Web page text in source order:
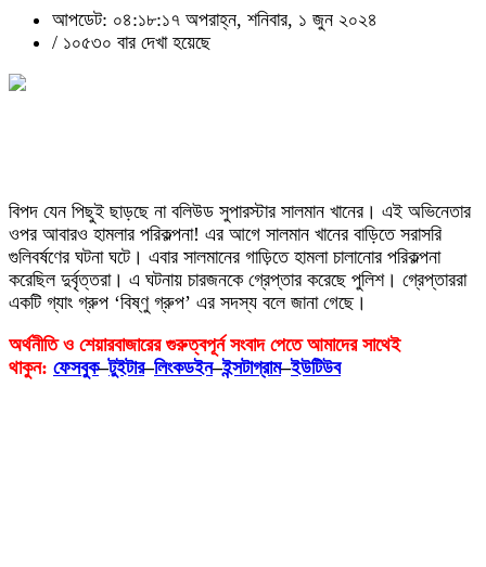
আপডেট: ০৪:১৮:১৭ অপরাহ্ন, শনিবার, ১ জুন ২০২৪
/ ১০৫৩০ বার দেখা হয়েছে
বিপদ যেন পিছুই ছাড়ছে না বলিউড সুপারস্টার সালমান খানের। এই অভিনেতার
ওপর আবারও হামলার পরিকল্পনা! এর আগে সালমান খানের বাড়িতে সরাসরি
গুলিবর্ষণের ঘটনা ঘটে। এবার সালমানের গাড়িতে হামলা চালানোর পরিকল্পনা
করেছিল দুর্বৃত্তরা। এ ঘটনায় চারজনকে গ্রেপ্তার করেছে পুলিশ। গ্রেপ্তাররা
একটি গ্যাং গ্রুপ ‘বিষ্ণু গ্রুপ’ এর সদস্য বলে জানা গেছে।
অর্থনীতি ও শেয়ারবাজারের গুরুত্বপূর্ন সংবাদ পেতে আমাদের সাথেই
থাকুন: ফেসবুক–টুইটার–লিংকডইন–ইন্সটাগ্রাম–ইউটিউব